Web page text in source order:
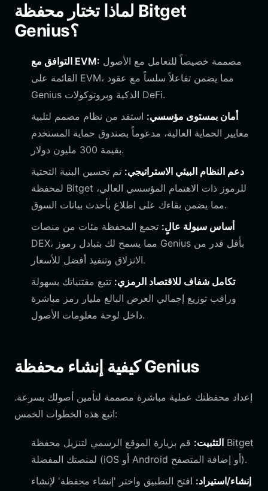
لماذا تختار محفظة Bitget
Genius؟
التوافق مع EVM:
القائمة على EVM، مما يضمن تفاعلاً سلساً مع عقود
Genius الذكية وبروتوكولات DeFi.
أمان بمستوى مؤسسي: استفد من نظام مصمم لتلبية
معايير الحماية العالية، مدعوماً بصندوق حماية المستخدم
بقيمة 300 مليون دولار.
دعم النظام البيئي الاستراتيجي: تم تحسين البنية التحتية
لمحفظة Bitget للرموز ذات الاهتمام المؤسسي العالي،
مما يضمن بقاءك على اطلاع بأحدث بيانات السوق.
أساس سيولة عالٍ: تجمع المحفظة مئات من منصات
DEX، مما يسمح لك بتبادل رموز Genius بأقل قدر من
الانزلاق وتنفيذ أفضل للأسعار.
تكامل شفاف للاقتصاد الرمزي: تتبع مقتنياتك بسهولة
وراقب توزيع إجمالي العرض البالغ مليار رمز مباشرة
داخل لوحة معلومات الأصول.
كيفية إنشاء محفظة Genius
إعداد محفظتك عملية مباشرة مصممة لتأمين أصولك بسرعة.
اتبع هذه الخطوات الخمس:
التثبيت: قم بزيارة الموقع الرسمي لتنزيل محفظة Bitget
لمنصتك المفضلة (iOS أو Android أو إضافة المتصفح).
إنشاء/استيراد: افتح التطبيق واختر 'إنشاء محفظة' لإنشاء